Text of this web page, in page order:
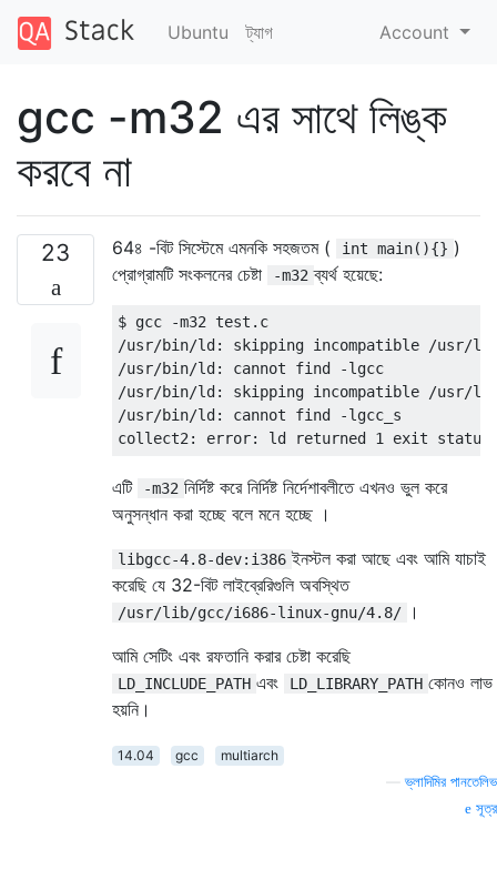
Ubuntu ট্যাগ Account
gcc -m32 এর সাথে লিঙ্ক
করবে না
23 64৪ -বিট সিস্টেমে এমনকি সহজতম ( int main(){} )
প্রোগ্রামটি সংকলনের চেষ্টা
-m32 ব্যর্থ হয়েছে:
$ gcc -m32 test.c
/usr/bin/ld: skipping incompatible /usr/
/usr/bin/ld: cannot find -lgcc
/usr/bin/ld: skipping incompatible /usr/lib/
/usr/bin/ld: cannot find -lgcc_s
এটি -m32 নির্দিষ্ট করে নির্দিষ্ট নির্দেশাবলীতে এখনও ভুল করে
অনুসন্ধান করা হচ্ছে বলে মনে হচ্ছে ।
libgcc-4.8-dev:i386 ইনস্টল করা আছে এবং আমি যাচাই
করেছি যে 32-বিট লাইব্রেরিগুলি অবস্থিত
/usr/lib/gcc/i686-linux-gnu/4.8/
।
আমি সেটিং এবং রফতানি করার চেষ্টা করেছি
LD_INCLUDE_PATH এবং LD_LIBRARY_PATH কোনও লাভ
হয়নি।
14.04 gcc
multiarch
—ভ্লাদিমির পানতেলিভ
সূত্র